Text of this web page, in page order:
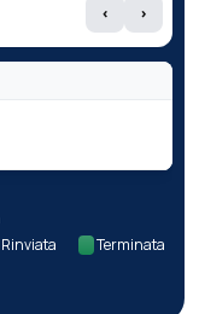
‹ ›
Terminata